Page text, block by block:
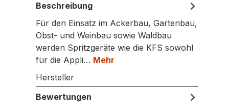
Beschreibung
Für den Einsatz im Ackerbau, Gartenbau,
Obst- und Weinbau sowie Waldbau
werden Spritzgeräte wie die KFS sowohl
für die Appli… Mehr
Hersteller
Bewertungen